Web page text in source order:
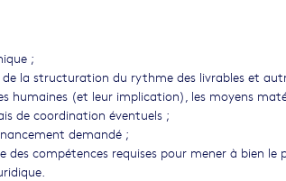
;
de la structuration du rythme des livrables et
humaines (et leur implication), les moyens
de coordination éventuels ;
demandé ;
des compétences requises pour mener à bien